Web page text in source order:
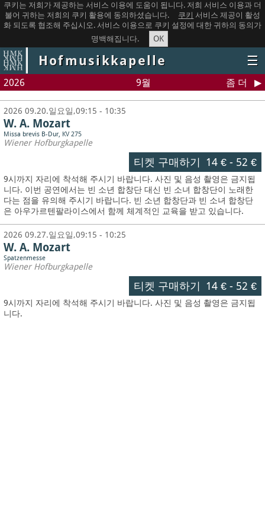
쿠키는 저희가 제공하는 서비스 이용에 도움이 됩니다. 저희 서비스 이용과 더
불어 귀하는 저희의 쿠키 활용에 동의하셨습니다.
쿠키 서비스 제공이 활성
화 되도록 협조해 주십시오. 서비스 이용으로 쿠키 설정에 대한 귀하의 동의가
명백해집니다.
OK
Hofmusikkapelle ☰
2026 9월 좀 더
2026 09.20.일요일,09:15 - 10:35
W. A. Mozart
Missa brevis B-Dur, KV 275
Wiener Hofburgkapelle
티켓 구매하기 14 €- 52 €
9시까지 자리에 착석해 주시기 바랍니다. 사진 및 음성 촬영은 금지됩
니다. 이번 공연에서는 빈 소년 합창단 대신 빈 소녀 합창단이 노래한
다는 점을 유의해 주시기 바랍니다. 빈 소년 합창단과 빈 소녀 합창단
은 아우가르텐팔라이스에서 함께 체계적인 교육을 받고 있습니다.
2026 09.27.일요일,09:15 - 10:25
W. A. Mozart
Spatzenmesse
Wiener Hofburgkapelle
티켓 구매하기 14 €- 52 €
9시까지 자리에 착석해 주시기 바랍니다. 사진 및 음성 촬영은 금지됩
니다.